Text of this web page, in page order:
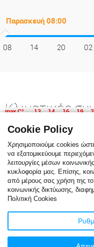
08 14 20 02
Κλιματικές
max C° 13 14 16 19
min C°
7 7 9
Η κλιματική αναφορά
γραμμή είναι η μέση
μέση ελάχιστη
ημερών/μήνα με
βροχόπτωσης θεωρείται
Τα στατιστικά στοιχεία του
καιρού για την τελευταία
Cookie Policy
Χρησιμοποιούμε cookies
να εξατομικεύουμε
λειτουργίες μέσων
κυκλοφορία μας. Επίσης,
από μέρους σας χρήση της
κοινωνικής δικτύωσης,
Πολιτική Cookies